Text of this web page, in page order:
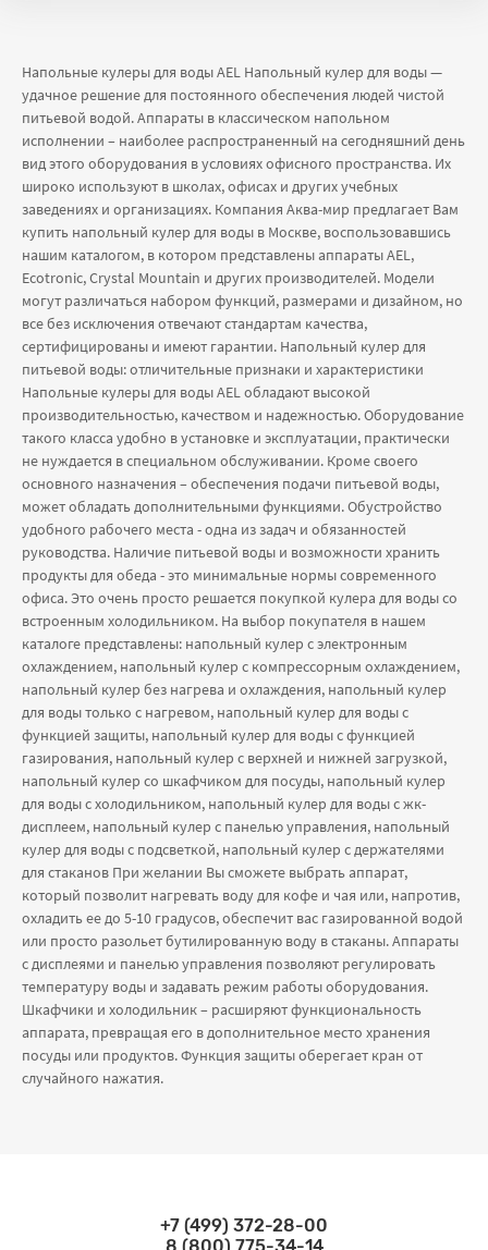
Напольные кулеры для воды AEL Напольный кулер для воды —
удачное решение для постоянного обеспечения людей чистой
питьевой водой. Аппараты в классическом напольном
исполнении – наиболее распространенный на сегодняшний день
вид этого оборудования в условиях офисного пространства. Их
широко используют в школах, офисах и других учебных
заведениях и организациях. Компания Аква-мир предлагает Вам
купить напольный кулер для воды в Москве, воспользовавшись
нашим каталогом, в котором представлены аппараты AEL,
Ecotronic, Crystal Mountain и других производителей. Модели
могут различаться набором функций, размерами и дизайном, но
все без исключения отвечают стандартам качества,
сертифицированы и имеют гарантии. Напольный кулер для
питьевой воды: отличительные признаки и характеристики
Напольные кулеры для воды AEL обладают высокой
производительностью, качеством и надежностью. Оборудование
такого класса удобно в установке и эксплуатации, практически
не нуждается в специальном обслуживании. Кроме своего
основного назначения – обеспечения подачи питьевой воды,
может обладать дополнительными функциями. Обустройство
удобного рабочего места - одна из задач и обязанностей
руководства. Наличие питьевой воды и возможности хранить
продукты для обеда - это минимальные нормы современного
офиса. Это очень просто решается покупкой кулера для воды со
встроенным холодильником. На выбор покупателя в нашем
каталоге представлены: напольный кулер с электронным
охлаждением, напольный кулер с компрессорным охлаждением,
напольный кулер без нагрева и охлаждения, напольный кулер
для воды только с нагревом, напольный кулер для воды с
функцией защиты, напольный кулер для воды с функцией
газирования, напольный кулер с верхней и нижней загрузкой,
напольный кулер со шкафчиком для посуды, напольный кулер
для воды с холодильником, напольный кулер для воды с жк-
дисплеем, напольный кулер с панелью управления, напольный
кулер для воды с подсветкой, напольный кулер с держателями
для стаканов При желании Вы сможете выбрать аппарат,
который позволит нагревать воду для кофе и чая или, напротив,
охладить ее до 5-10 градусов, обеспечит вас газированной водой
или просто разольет бутилированную воду в стаканы. Аппараты
с дисплеями и панелью управления позволяют регулировать
температуру воды и задавать режим работы оборудования.
Шкафчики и холодильник – расширяют функциональность
аппарата, превращая его в дополнительное место хранения
посуды или продуктов. Функция защиты оберегает кран от
случайного нажатия.
Связаться по телефонам
+7 (499) 372-28-00